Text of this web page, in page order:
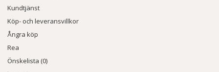
Kundtjänst
Köp- och leveransvillkor
Ångra köp
Rea
Önskelista (0)